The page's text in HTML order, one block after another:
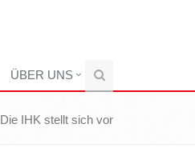
ÜBER UNS
Die IHK stellt sich vor